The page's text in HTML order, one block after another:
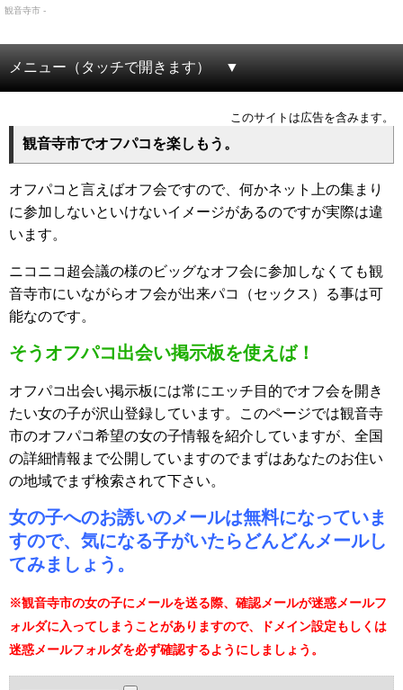
観音寺市 -
メニュー（タッチで開きます）
このサイトは広告を含みます。
観音寺市でオフパコを楽しもう。
オフパコと言えばオフ会ですので、何かネット上の集まり
に参加しないといけないイメージがあるのですが実際は違
います。
ニコニコ超会議の様のビッグなオフ会に参加しなくても観
音寺市にいながらオフ会が出来パコ（セックス）る事は可
能なのです。
そうオフパコ出会い掲示板を使えば！
オフパコ出会い掲示板には常にエッチ目的でオフ会を開き
たい女の子が沢山登録しています。このページでは観音寺
市のオフパコ希望の女の子情報を紹介していますが、全国
の詳細情報まで公開していますのでまずはあなたのお住い
の地域でまず検索されて下さい。
女の子へのお誘いのメールは無料になっていま
すので、気になる子がいたらどんどんメールし
てみましょう。
※観音寺市の女の子にメールを送る際、確認メールが迷惑メールフ
ォルダに入ってしまうことがありますので、ドメイン設定もしくは
迷惑メールフォルダを必ず確認するようにしましょう。